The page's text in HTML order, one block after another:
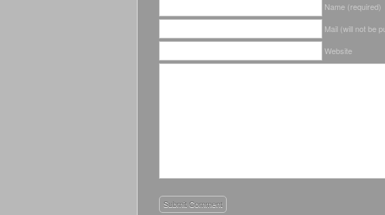
Name (required)
Mail (will not be
Website